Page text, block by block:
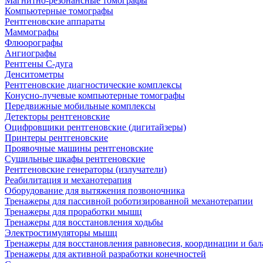
Компьютерные томографы
Рентгеновские аппараты
Маммографы
Флюорографы
Ангиографы
Рентгены С-дуга
Денситометры
Рентгеновские диагностические комплексы
Конусно-лучевые компьютерные томографы
Передвижные мобильные комплексы
Детекторы рентгеновские
Оцифровщики рентгеновские (дигитайзеры)
Принтеры рентгеновские
Проявочные машины рентгеновские
Сушильные шкафы рентгеновские
Рентгеновские генераторы (излучатели)
Реабилитация и механотерапия
Оборудование для вытяжения позвоночника
Тренажеры для пассивной роботизированной механотерапии
Тренажеры для проработки мышц
Тренажеры для восстановления ходьбы
Электростимуляторы мышц
Тренажеры для восстановления равновесия, координации и
Тренажеры для активной разработки конечностей